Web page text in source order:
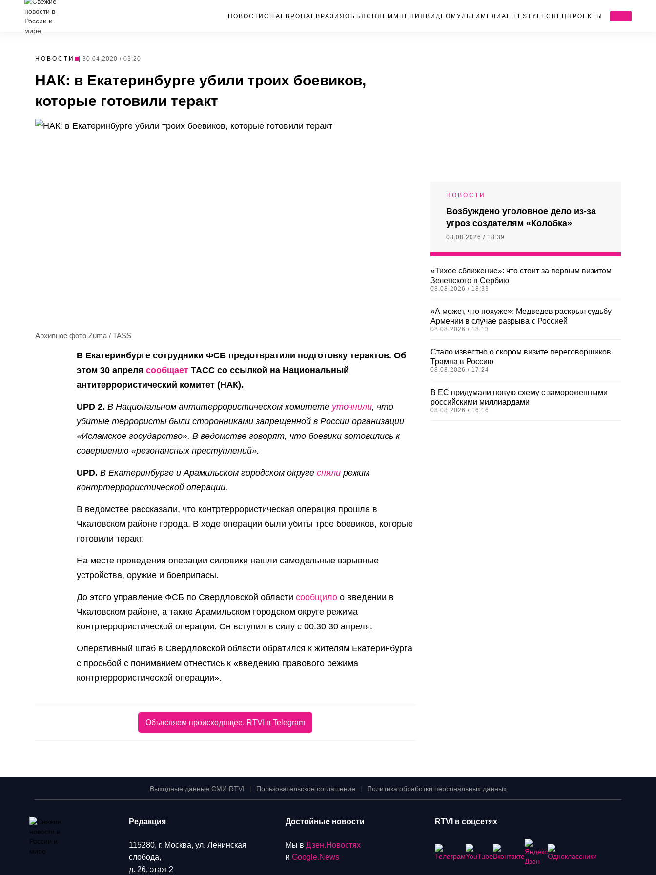
НОВОСТИ США ЕВРОПА ЕВРАЗИЯ ОБЪЯСНЯЕМ МНЕНИЯ ВИДЕО МУЛЬТИМЕДИА LIFESTYLEСПЕЦПРОЕКТЫ
НОВОСТИ | 30.04.2020 / 03:20
НАК: в Екатеринбурге убили троих боевиков,
которые готовили теракт
Архивное фото Zuma / TASS
В Екатеринбурге сотрудники ФСБ предотвратили подготовку терактов. Об
этом 30 апрелясообщает ТАСС со ссылкой на Национальный
антитеррористический комитет (НАК).
UPD 2.В Национальном антитеррористическом комитете уточнили, что
убитые террористы были сторонниками запрещенной в России организации
«Исламское государство». В ведомстве говорят, что боевики готовились к
совершению «резонансных преступлений».
UPD. В Екатеринбурге и Арамильском городском округесняли режим
контртеррористической операции.
В ведомстве рассказали, что контртеррористическая операция прошла в
Чкаловском районе города. В ходе операции были убиты трое боевиков, которые
готовили теракт.
На месте проведения операции силовики нашли самодельные взрывные
устройства, оружие и боеприпасы.
До этого управление ФСБ по Свердловской областисообщило о введении в
Чкаловском районе, а также Арамильском городском округе режима
контртеррористической операции. Он вступил в силу с 00:30 30 апреля.
Оперативный штаб в Свердловской области обратился к жителям Екатеринбурга
с просьбой с пониманием отнестись к «введению правового режима
контртеррористической операции».
Объясняем происходящее. RTVI в Telegram
НОВОСТИ
Возбуждено уголовное дело из-за
угроз создателям «Колобка»
08.08.2026 / 18:39
«Тихое сближение»: что стоит за первым визитом
Зеленского в Сербию
08.08.2026 / 18:33
«А может, что похуже»: Медведев раскрыл судьбу
Армении в случае разрыва с Россией
08.08.2026 / 18:13
Стало известно о скором визите переговорщиков
Трампа в Россию
08.08.2026 / 17:24
В ЕС придумали новую схему с замороженными
российскими миллиардами
08.08.2026 / 16:16
Выходные данные СМИ RTVI | Пользовательское соглашение | Политика обработки персональных данных
Редакция
115280, г. Москва, ул. Ленинская
слобода,
д. 26, этаж 2
Достойные новости
Мы в Дзен.Новостях
и Google.News
RTVI в соцсетях